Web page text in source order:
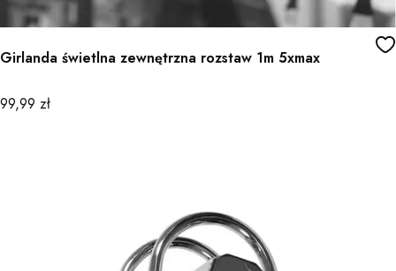
Girlanda świetlna zewnętrzna rozstaw 1m 5xmax
Cena
99,99 zł